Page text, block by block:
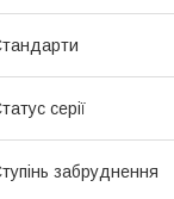
серії
забруднення